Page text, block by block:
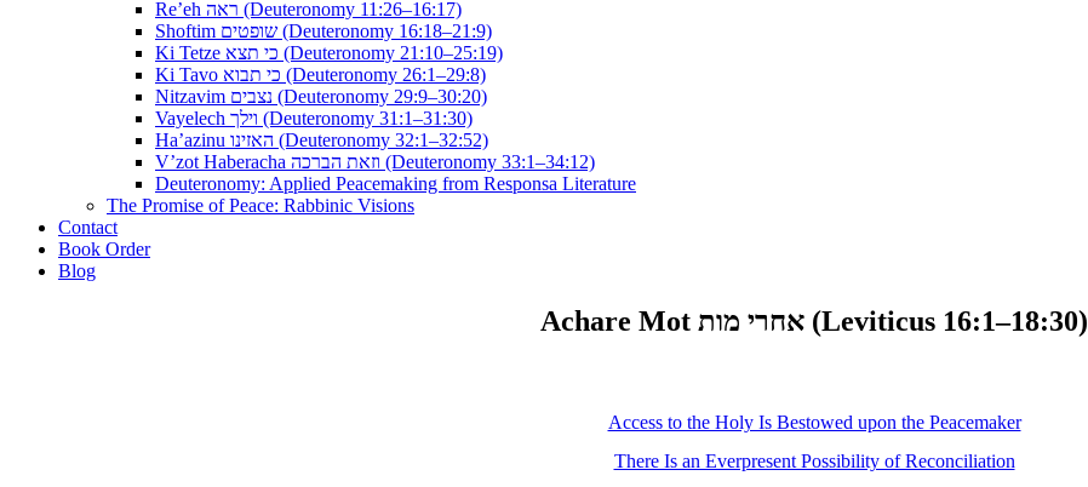
Re’eh ראה (Deuteronomy 11:26–16:17)
Shoftim שופטים (Deuteronomy 16:18–21:9)
Ki Tetze כי תצא (Deuteronomy 21:10–25:19)
Ki Tavo כי תבוא (Deuteronomy 26:1–29:8)
Nitzavim נצבים (Deuteronomy 29:9–30:20)
Vayelech וילך (Deuteronomy 31:1–31:30)
Ha’azinu האזינו (Deuteronomy 32:1–32:52)
V’zot Haberacha וזאת הברכה (Deuteronomy 33:1–34:12)
Deuteronomy: Applied Peacemaking from Responsa Literature
The Promise of Peace: Rabbinic Visions
Contact
Book Order
Blog
Achare Mot אחרי מות (Leviticus 16:1–18:30)
Access to the Holy Is Bestowed upon the Peacemaker
There Is an Everpresent Possibility of Reconciliation